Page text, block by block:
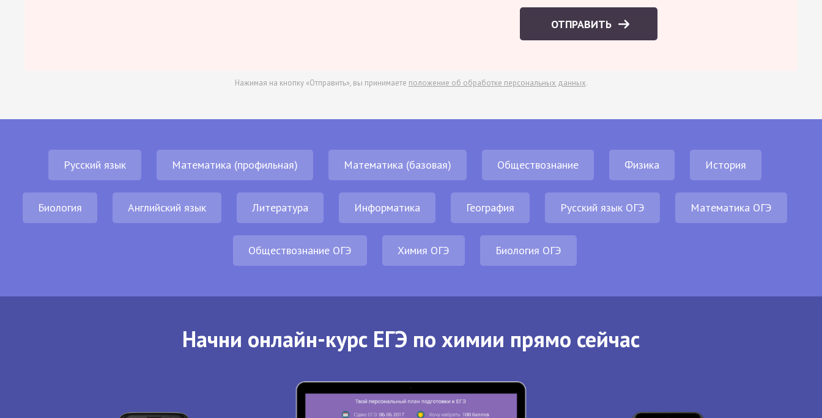
ОТПРАВИТЬ
Нажимая на кнопку «Отправить», вы принимаете положение об обработке персональных данных.
Русский язык Математика (профильная) Математика (базовая) Обществознание Физика История
Биология Английский язык Литература Информатика География Русский язык ОГЭ Математика ОГЭ
Обществознание ОГЭ Химия ОГЭ Биология ОГЭ
Начни онлайн-курс ЕГЭ по химии прямо сейчас